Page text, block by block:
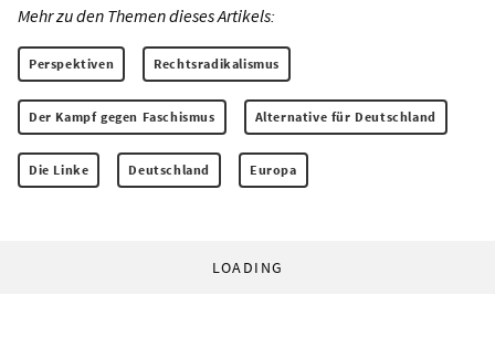
Mehr zu den Themen dieses Artikels:
Perspektiven Rechtsradikalismus
Der Kampf gegen Faschismus Alternative für Deutschland
Die Linke Deutschland Europa
LOADING